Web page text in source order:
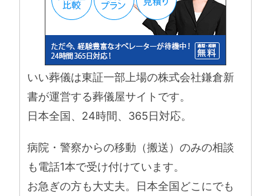
いい葬儀は東証一部上場の株式会社鎌倉新
書が運営する葬儀屋サイトです。
日本全国、24時間、365日対応。
病院・警察からの移動（搬送）のみの相談
も電話1本で受け付けています。
お急ぎの方も大丈夫。日本全国どこにでも